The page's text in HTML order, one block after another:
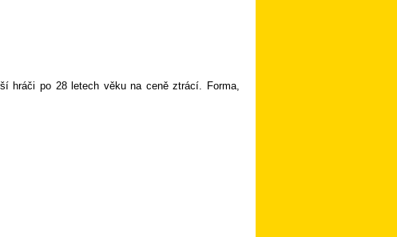
hráči po 28 letech věku na ceně ztrácí. Forma,